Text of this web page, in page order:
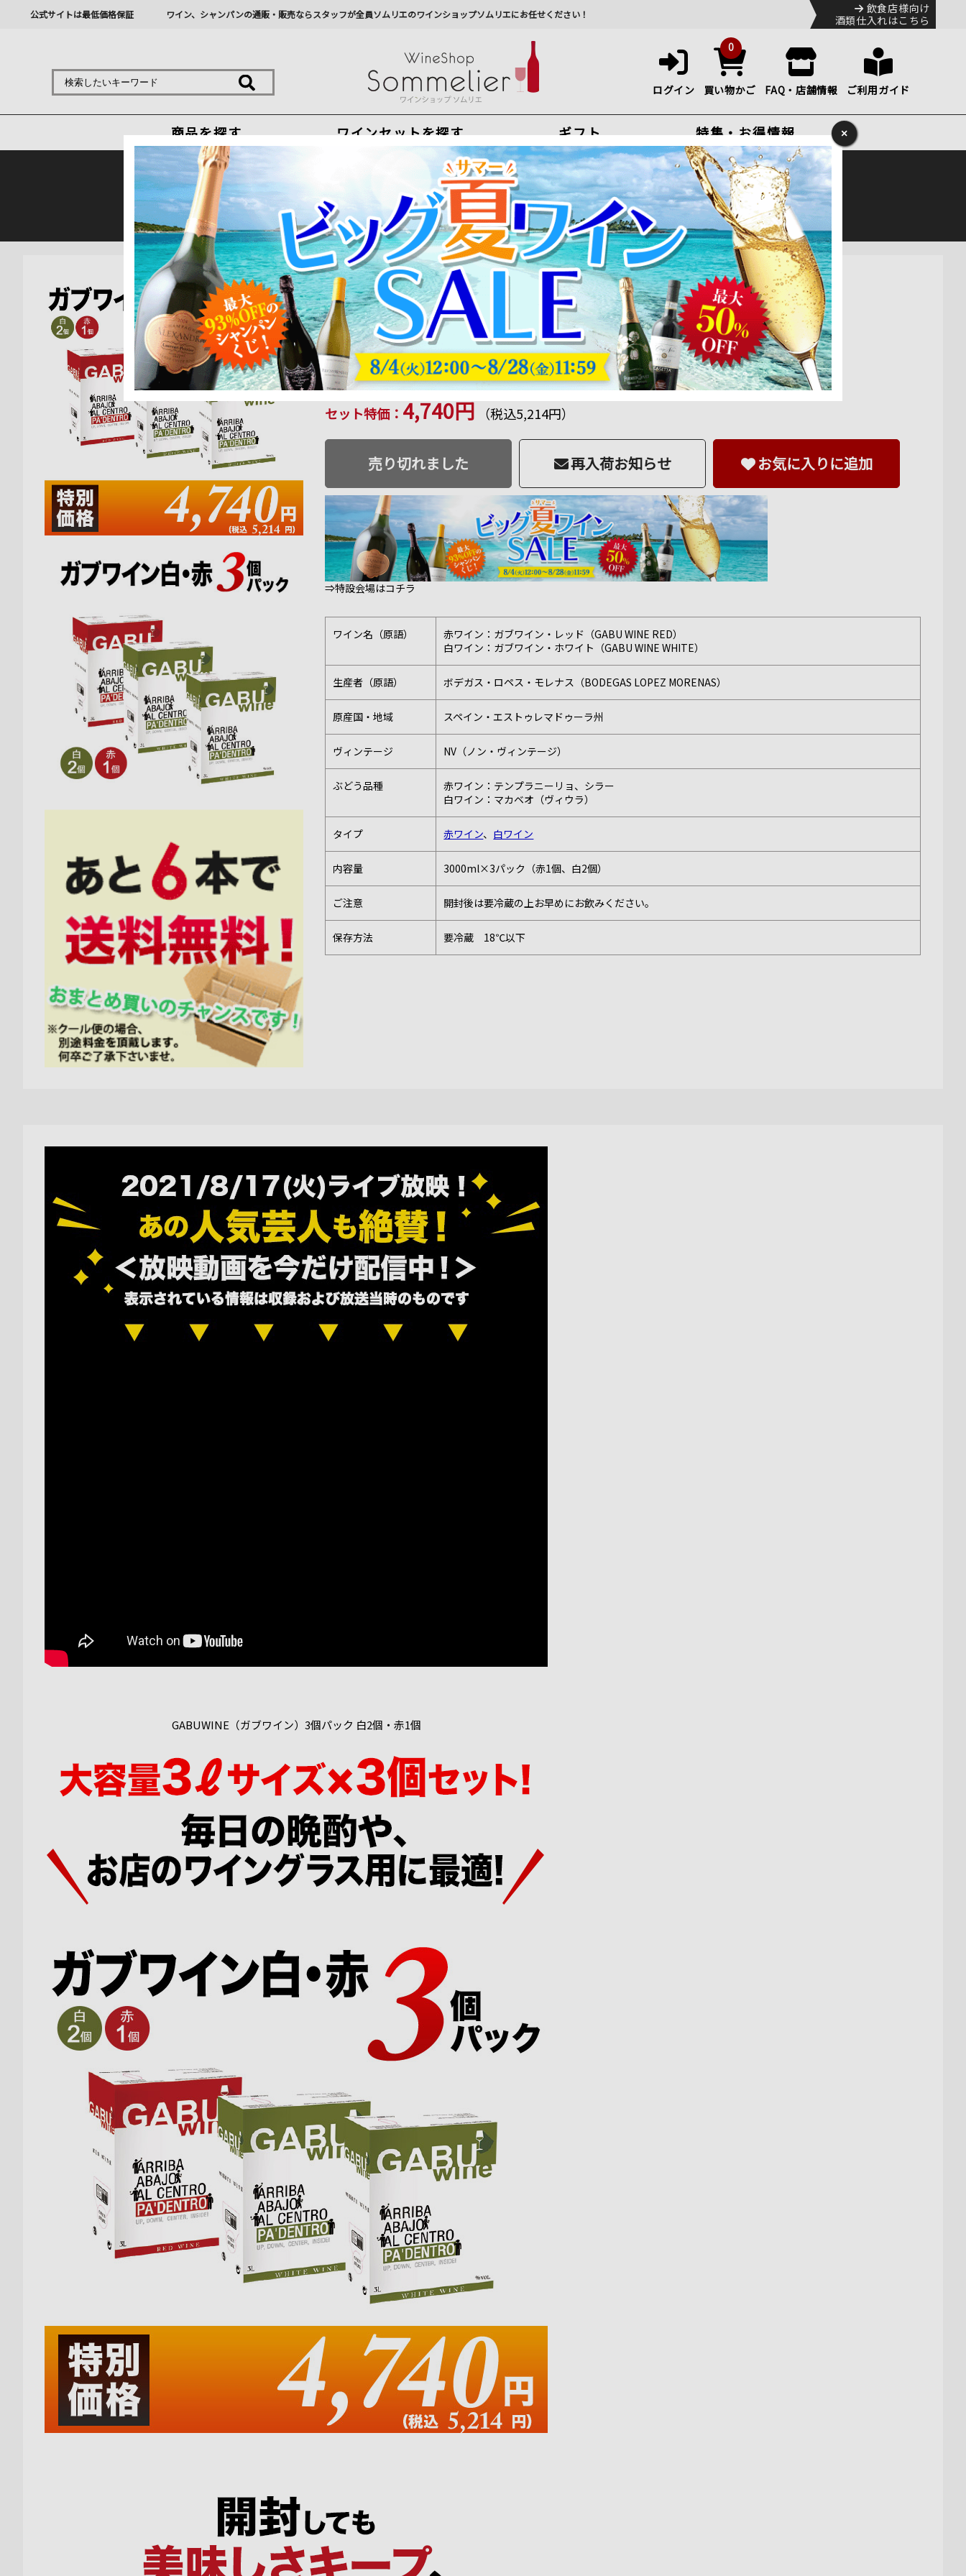
公式サイトは最低価格保証 ワイン、シャンパンの通販・販売ならスタッフが全員ソムリエのワインショップソムリエにお任せください！
飲食店様向け
酒類仕入れはこちら
ログイン
0
買い物かご FAQ・店舗情報 ご利用ガイド
商品を探す ワインセットを探す ギフト 特集・お得情報
今から注文で最短8月7日(金)出荷
最新の出荷スケジュールについてはこちらをクリック
熊本地震の影響により九州への配送に遅れが生じております。最新情報は佐川急便のHPをご確認下さい。
大容量3Lサイズ×3個セット
GABUWINE（ガブワイン）３個パック 白ワイン2個+赤ワイン1個 3000mlx3個
商品番号：SET092101990028024 販売日：2024年 05月 10日 18:00
品切 47 ポイント進呈
★★★★☆ 4.33点 (3件の評価）
セット特価： 4,740円 （税込5,214円）
売り切れました 再入荷お知らせ お気に入りに追加
⇒特設会場はコチラ
ワイン名（原語）
赤ワイン：ガブワイン・レッド（GABU WINE RED）
白ワイン：ガブワイン・ホワイト（GABU WINE WHITE）
生産者（原語） ボデガス・ロペス・モレナス（BODEGAS LOPEZ MORENAS）
原産国・地域 スペイン・エストゥレマドゥーラ州
ヴィンテージ NV（ノン・ヴィンテージ）
ぶどう品種
赤ワイン：テンプラニーリョ、シラー
白ワイン：マカベオ（ヴィウラ）
タイプ 赤ワイン、 白ワイン
内容量 3000ml×3パック（赤1個、白2個）
ご注意 開封後は要冷蔵の上お早めにお飲みください。
保存方法 要冷蔵 18℃以下
GABUWINE（ガブワイン）3個パック 白2個・赤1個
×